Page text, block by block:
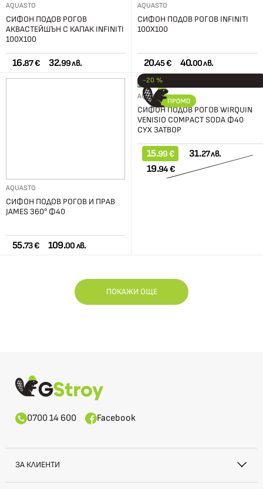
AQUASTO
СИФОН ПОДОВ РОГОВ
АКВАСТЕЙШЪН С КАПАК INFINITI
100X100
16.87 € 32.99 лв.
AQUASTO
СИФОН ПОДОВ РОГОВ INFINITI
100X100
20.45 € 40.00 лв.
AQUASTO
СИФОН ПОДОВ РОГОВ И ПРАВ
JAMES 360° Ф40
55.73 € 109.00 лв.
-20 %
AQUASTO
СИФОН ПОДОВ РОГОВ WIRQUIN
VENISIO COMPACT SODA Ф40
СУХ ЗАТВОР
15.99 € 31.27 лв.
19.94 €
ПОКАЖИ ОЩЕ
0700 14 600 Facebook
ЗА КЛИЕНТИ